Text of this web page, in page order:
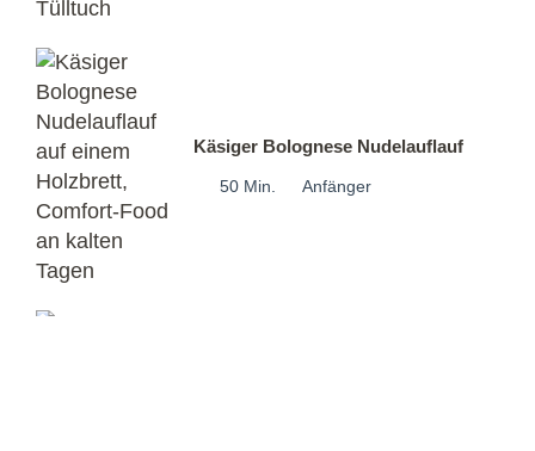
Käsiger Bolognese Nudelauflauf
50 Min. Anfänger